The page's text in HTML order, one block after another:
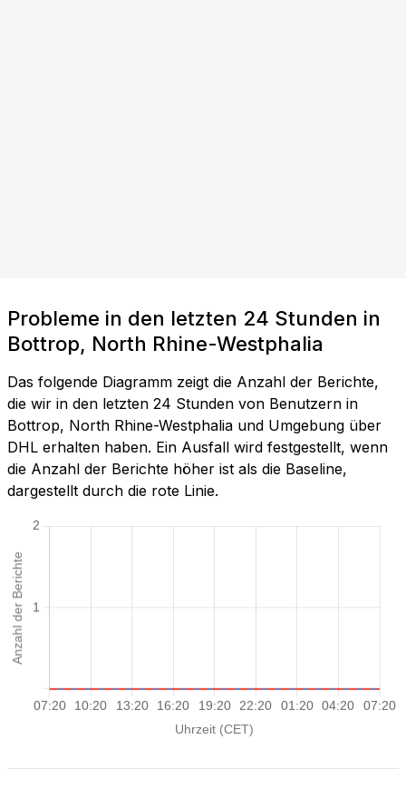
Probleme in den letzten 24 Stunden in
Bottrop, North Rhine-Westphalia
Das folgende Diagramm zeigt die Anzahl der Berichte,
die wir in den letzten 24 Stunden von Benutzern in
Bottrop, North Rhine-Westphalia und Umgebung über
DHL erhalten haben. Ein Ausfall wird festgestellt, wenn
die Anzahl der Berichte höher ist als die Baseline,
dargestellt durch die rote Linie.